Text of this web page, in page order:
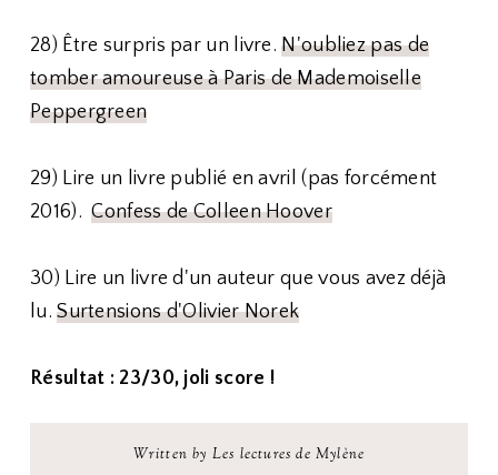
28) Être surpris par un livre.N'oubliez pas de
tomber amoureuse à Paris de Mademoiselle
Peppergreen
29) Lire un livre publié en avril (pas forcément
2016).Confess de Colleen Hoover
30) Lire un livre d'un auteur que vous avez déjà
lu.Surtensions d'Olivier Norek
Résultat : 23/30, joli score !
Written by Les lectures de Mylène